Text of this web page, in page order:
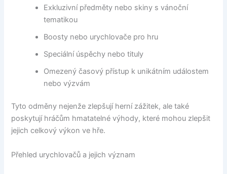
Exkluzivní předměty nebo skiny s vánoční
tematikou
Boosty nebo urychlovače pro hru
Speciální úspěchy nebo tituly
Omezený časový přístup k unikátním událostem
nebo výzvám
Tyto odměny nejenže zlepšují herní zážitek, ale také
poskytují hráčům hmatatelné výhody, které mohou zlepšit
jejich celkový výkon ve hře.
Přehled urychlovačů a jejich význam